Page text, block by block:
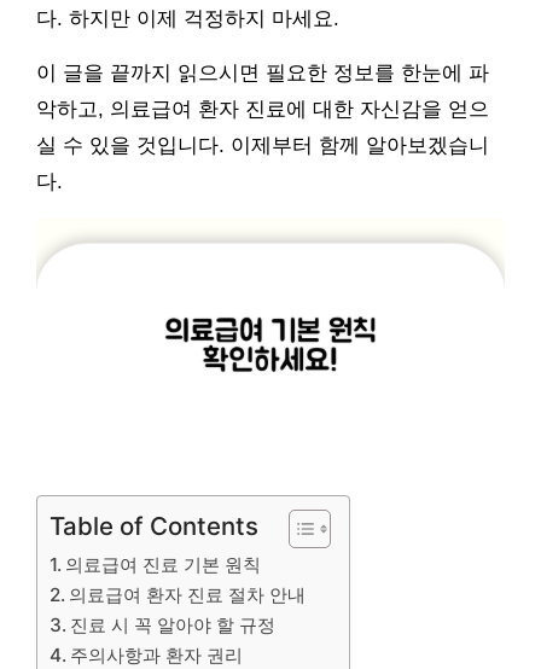
다. 하지만 이제 걱정하지 마세요.
이 글을 끝까지 읽으시면 필요한 정보를 한눈에 파
악하고, 의료급여 환자 진료에 대한 자신감을 얻으
실 수 있을 것입니다. 이제부터 함께 알아보겠습니
다.
Table of Contents
의료급여 진료 기본 원칙
의료급여 환자 진료 절차 안내
진료 시 꼭 알아야 할 규정
주의사항과 환자 권리